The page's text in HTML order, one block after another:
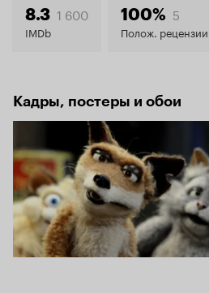
7.9
8.3 1 600
IMDb
100% 5
Полож. рецензии
Кадры, постеры и обои